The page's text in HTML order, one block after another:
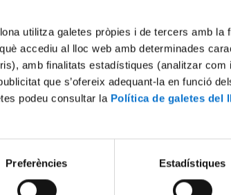
utilitza galetes pròpies i de tercers amb la
accediu al lloc web amb determinades
amb finalitats estadístiques (analitzar
que s’ofereix adequant-la en funció
podeu consultar la Política de galetes del
Preferències Estadístiques
la crisis del
la educación
El model formatiu
23 May, 2018